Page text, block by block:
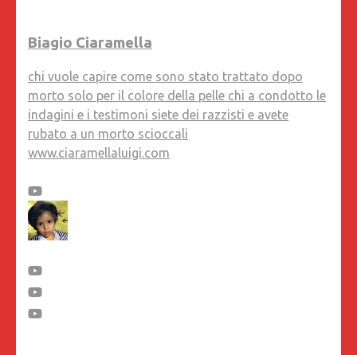
Biagio Ciaramella
chi vuole capire come sono stato trattato dopo
morto solo per il colore della pelle chi a condotto le
indagini e i testimoni siete dei razzisti e avete
rubato a un morto scioccali
www.ciaramellaluigi.com